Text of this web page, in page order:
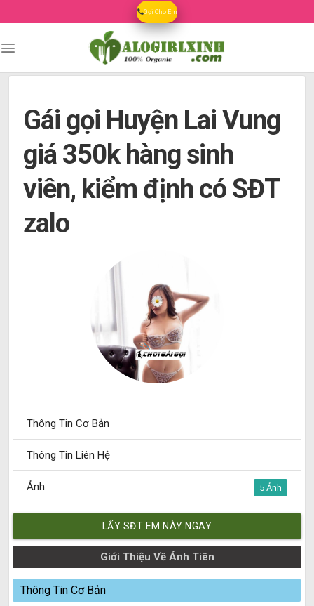
to
Gọi Cho Em
Gái gọi Huyện Lai Vung
giá 350k hàng sinh
viên, kiểm định có SĐT
zalo
Thông Tin Cơ Bản
Thông Tin Liên Hệ
5
Ảnh
LẤY SĐT EM NÀY NGAY
Giới Thiệu Về Ánh Tiên
Thông Tin Cơ Bản